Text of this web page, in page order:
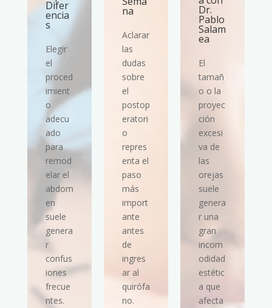
Difer
encia
s
Elegir
el
proced
imient
o
adecu
ado
para
remod
elar el
abdom
en
suele
genera
r
confus
iones
frecue
ntes.
na
Aclarar
las
dudas
sobre
el
postop
eratori
o
repres
enta el
paso
más
import
ante
antes
de
ingres
ar al
quirófa
no.
Dr.
Pablo
Salam
ea
El
tamañ
o o la
proyec
ción
excesi
va de
las
orejas
suele
genera
r una
gran
incom
odidad
estétic
a que
afecta